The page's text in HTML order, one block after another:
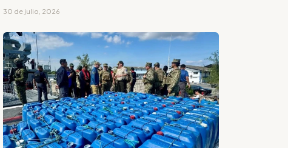
30 de julio, 2026